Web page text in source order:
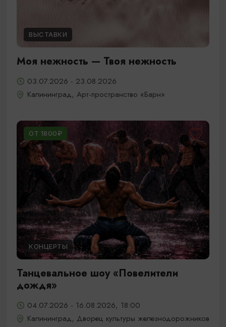
ВЫСТАВКИ
Моя нежность — Твоя нежность
03.07.2026 - 23.08.2026
Калининград, Арт-пространство «Барн»
ОТ 1800₽
КОНЦЕРТЫ
Танцевальное шоу «Повелители
дождя»
04.07.2026 - 16.08.2026, 18:00
Калининград, Дворец культуры железнодорожников